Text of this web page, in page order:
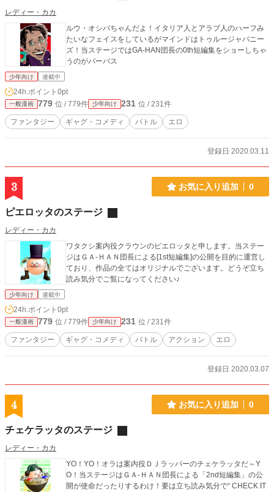
レディー・カカ
ルウ・オシバちゃんだよ！イタリア人とアラブ人のハーフみ
たいなフェイスをしているがマインドはトゥルージャパニー
ズ！当ステージではGA-HAN団長の0th短編集をショーしちゃ
うのがパーパス
少年向け 連載中
24h.ポイント 0pt
一般漫画 779 位 / 779件 少年向け 231 位 / 231件
ファンタジー ギャグ・コメディ バトル エロ
登録日 2020.03.11
3 お気に入り追加 0
ピエロッタのステージ
レディー・カカ
ワタクシ案内役クラウンのピエロッタと申します。当ステー
ジはＧＡ-ＨＡＮ団長による[1st短編集]の公開を目的に運営し
ており、作品の全てはオリジナルでございます。どうぞ立ち
読み気分でご覧になってください♪
少年向け 連載中
24h.ポイント 0pt
一般漫画 779 位 / 779件 少年向け 231 位 / 231件
ファンタジー ギャグ・コメディ バトル アクション エロ
登録日 2020.03.07
4 お気に入り追加 0
チェケラッタのステージ
レディー・カカ
YO！YO！オラは案内役ＤＪラッパーのチェケラッタだ～Y
O！当ステージはＧＡ-ＨＡＮ団長による「2nd短編集」の公
開が使命だったりするわけ！要は立ち読み気分で“ CHECK IT